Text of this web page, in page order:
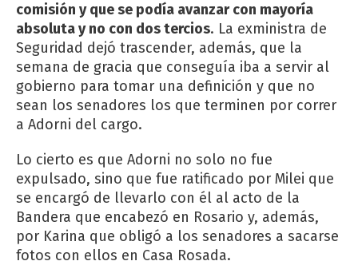
comisión y que se podía avanzar con mayoría
absoluta y no con dos tercios. La exministra de
Seguridad dejó trascender, además, que la
semana de gracia que conseguía iba a servir al
gobierno para tomar una definición y que no
sean los senadores los que terminen por correr
a Adorni del cargo.
Lo cierto es que Adorni no solo no fue
expulsado, sino que fue ratificado por Milei que
se encargó de llevarlo con él al acto de la
Bandera que encabezó en Rosario y, además,
por Karina que obligó a los senadores a sacarse
fotos con ellos en Casa Rosada.